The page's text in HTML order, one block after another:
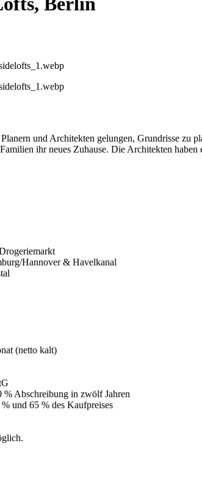
und Architekten gelungen, Grundrisse zu
ihr neues Zuhause. Die Architekten
Hannover & Havelkanal
(netto kalt)
% Abschreibung in zwölf Jahren
und 65 % des Kaufpreises